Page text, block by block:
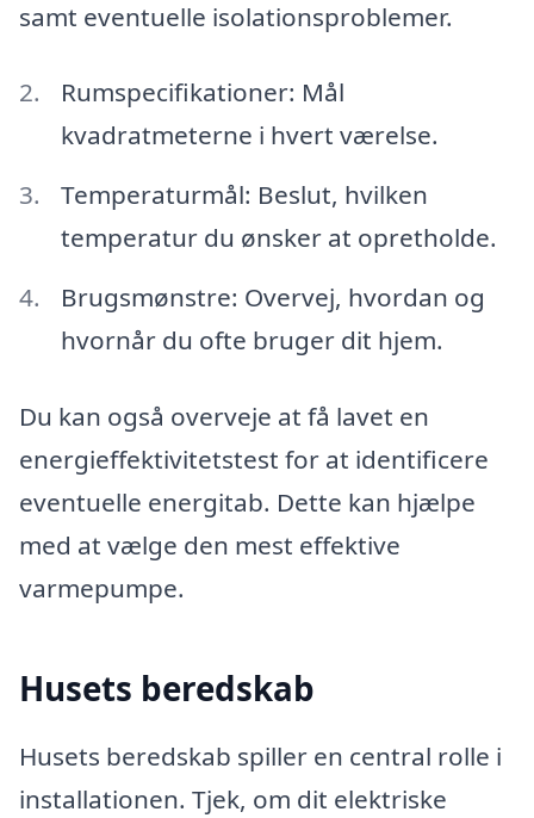
samt eventuelle isolationsproblemer.
Rumspecifikationer: Mål
kvadratmeterne i hvert værelse.
Temperaturmål: Beslut, hvilken
temperatur du ønsker at opretholde.
Brugsmønstre: Overvej, hvordan og
hvornår du ofte bruger dit hjem.
Du kan også overveje at få lavet en
energieffektivitetstest for at identificere
eventuelle energitab. Dette kan hjælpe
med at vælge den mest effektive
varmepumpe.
Husets beredskab
Husets beredskab spiller en central rolle i
installationen. Tjek, om dit elektriske